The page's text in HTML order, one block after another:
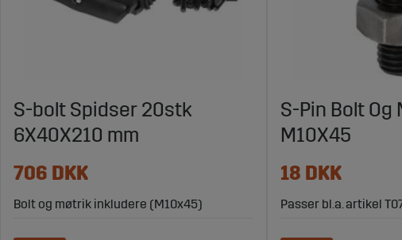
S-bolt Spidser 20stk
6X40X210 mm
706 DKK
Bolt og møtrik inkludere (M10x45)
S-Pin Bolt Og
M10X45
18 DKK
Passer bl.a. artikel